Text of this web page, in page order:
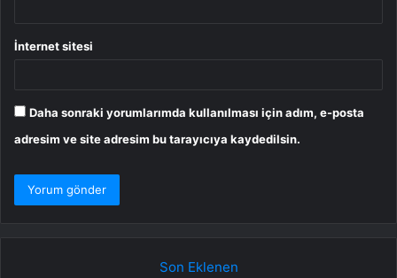
İnternet sitesi
Daha sonraki yorumlarımda kullanılması için adım, e-posta
adresim ve site adresim bu tarayıcıya kaydedilsin.
Son Eklenen